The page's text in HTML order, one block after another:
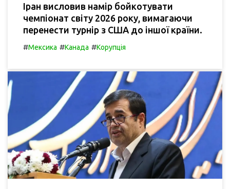
Іран висловив намір бойкотувати
чемпіонат світу 2026 року, вимагаючи
перенести турнір з США до іншої країни.
#Мексика #Канада #Корупція